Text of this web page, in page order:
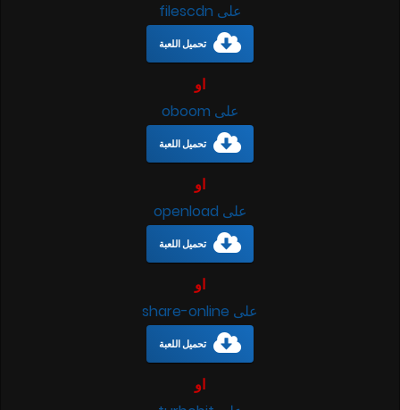
على filescdn
تحميل اللعبة
او
على oboom
تحميل اللعبة
او
على openload
تحميل اللعبة
او
على share-online
تحميل اللعبة
او